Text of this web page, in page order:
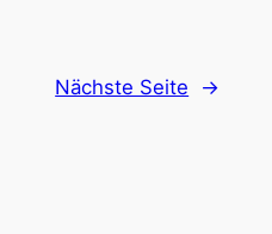
Nächste Seite →